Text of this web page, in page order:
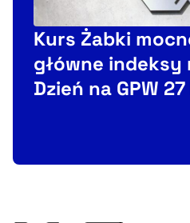
Kurs Żabki
główne indeksy
Dzień na GPW